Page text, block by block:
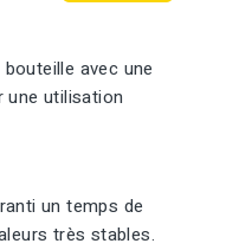
avec une
une utilisation
un temps de
très stables.